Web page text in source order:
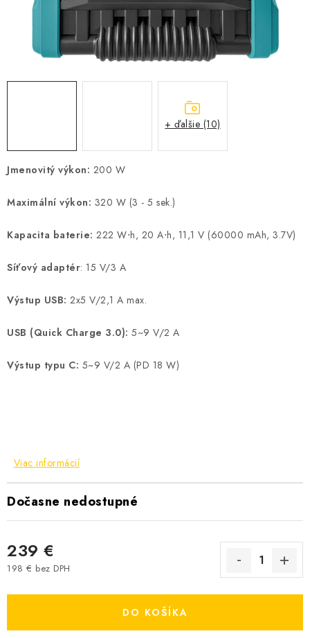
Jmenovitý výkon: 200 W
Maximální výkon: 320 W (3 - 5 sek.)
Kapacita baterie: 222 W⋅h, 20 А⋅h, 11,1 V (60000 mAh, 3.7V)
Síťový adaptér: 15 V/3 A
Výstup USB: 2x5 V/2,1 A max.
USB (Quick Charge 3.0): 5~9 V/2 A
Výstup typu C: 5~9 V/2 A (PD 18 W)
Viac informácií
Dočasne nedostupné
239 €
198 € bez DPH
DO KOŠÍKA
+ ďalšie (10)